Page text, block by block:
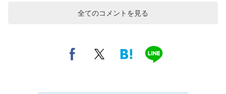
全てのコメントを見る